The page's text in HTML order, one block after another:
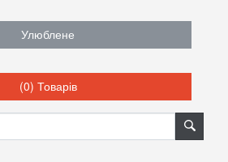
Улюблене
(0) Товарів